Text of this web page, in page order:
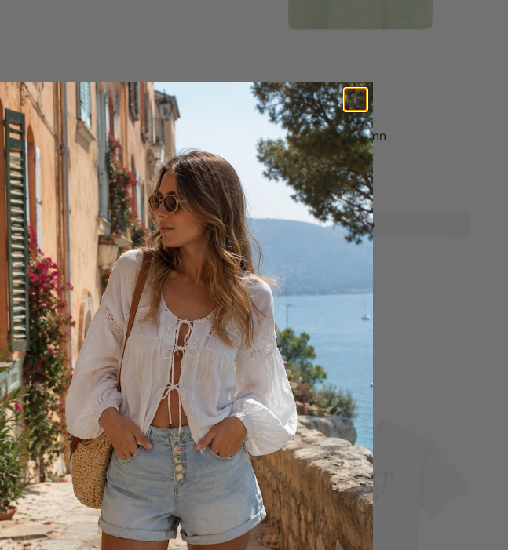
Lee Girlswear
Lee Badge Regular Tee Pink Lavender
Jente
349,-
På lager
Kjøp
Fila T-skjorte Kjole Grønn
449,-
På lager
Kjøp